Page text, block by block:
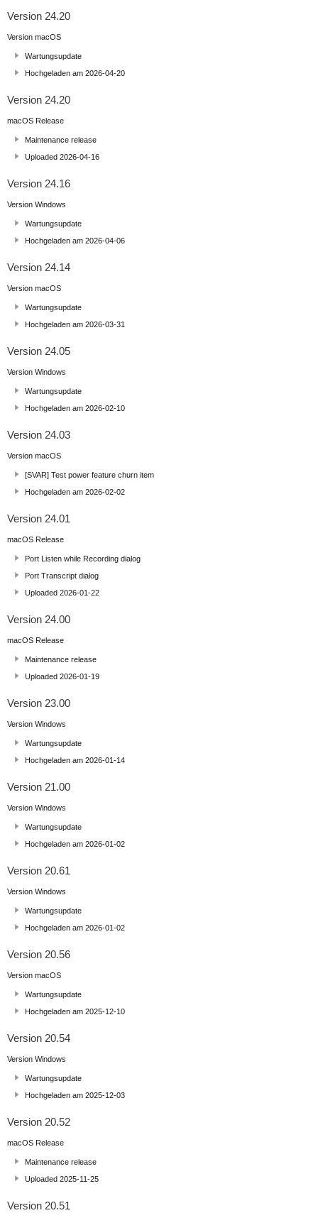
Version 24.20
Version macOS
Wartungsupdate
Hochgeladen am 2026-04-20
Version 24.20
macOS Release
Maintenance release
Uploaded 2026-04-16
Version 24.16
Version Windows
Wartungsupdate
Hochgeladen am 2026-04-06
Version 24.14
Version macOS
Wartungsupdate
Hochgeladen am 2026-03-31
Version 24.05
Version Windows
Wartungsupdate
Hochgeladen am 2026-02-10
Version 24.03
Version macOS
[SVAR] Test power feature churn item
Hochgeladen am 2026-02-02
Version 24.01
macOS Release
Port Listen while Recording dialog
Port Transcript dialog
Uploaded 2026-01-22
Version 24.00
macOS Release
Maintenance release
Uploaded 2026-01-19
Version 23.00
Version Windows
Wartungsupdate
Hochgeladen am 2026-01-14
Version 21.00
Version Windows
Wartungsupdate
Hochgeladen am 2026-01-02
Version 20.61
Version Windows
Wartungsupdate
Hochgeladen am 2026-01-02
Version 20.56
Version macOS
Wartungsupdate
Hochgeladen am 2025-12-10
Version 20.54
Version Windows
Wartungsupdate
Hochgeladen am 2025-12-03
Version 20.52
macOS Release
Maintenance release
Uploaded 2025-11-25
Version 20.51